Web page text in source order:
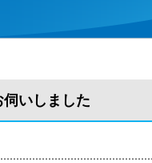
いしました